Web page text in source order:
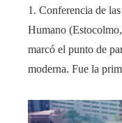
1. Conferencia de
Humano
marcó el punto de
moderna. Fue la